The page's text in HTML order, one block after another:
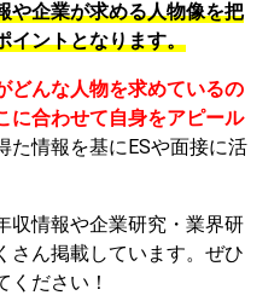
や企業が求める人物像を把
イントとなります。
どんな人物を求めているの
に合わせて自身をアピール
た情報を基にESや面接に活
収情報や企業研究・業界研
さん掲載しています。ぜひ
ください！